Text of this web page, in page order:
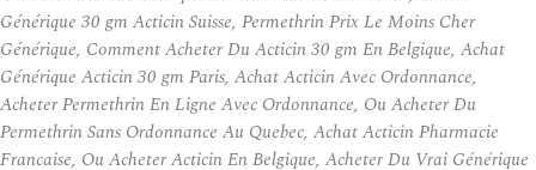
Générique 30 gm Acticin Suisse, Permethrin Prix Le Moins Cher
Générique, Comment Acheter Du Acticin 30 gm En Belgique, Achat
Générique Acticin 30 gm Paris, Achat Acticin Avec Ordonnance,
Acheter Permethrin En Ligne Avec Ordonnance, Ou Acheter Du
Permethrin Sans Ordonnance Au Quebec, Achat Acticin Pharmacie
Francaise, Ou Acheter Acticin En Belgique, Acheter Du Vrai Générique